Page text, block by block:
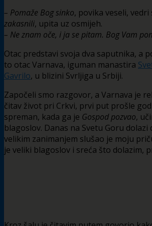
– Pomaže Bog sinko, povika veseli, vedri
zakasnili, upita uz osmijeh.
– Ne znam oče, i ja se pitam. Bog Vam
Otac predstavi svoja dva saputnika, a
to otac Varnava, iguman manastira
Gavrilo, u blizini Svrljiga u Srbiji.
Započeli smo razgovor, a Varnava je
čitav život pri Crkvi, prvi put prošle
spreman, kada ga je Gospod pozvao,
blagoslov. Danas na Svetu Goru dolazi
velikim zanimanjem slušao je moju
je veliki blagoslov i sreća što dolazim,